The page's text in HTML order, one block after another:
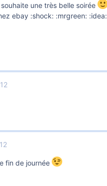
une très belle soirée
ebay :shock: :mrgreen: :idea:
fin de journée